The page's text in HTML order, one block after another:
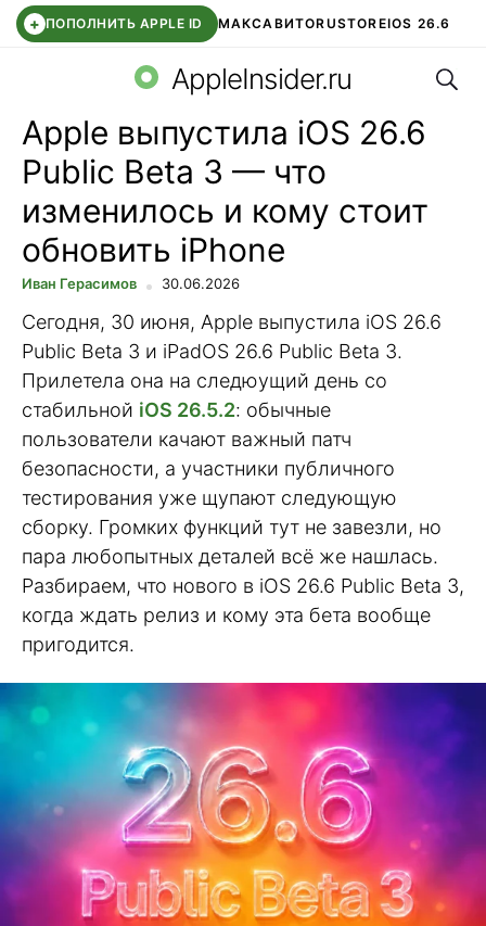
+ ПОПОЛНИТЬ APPLE ID МАКСАВИТОRUSTOREIOS 26.6
СБЕР КИДС ВТБ ОНЛАЙН ЧАТ В ROBLOX
AppleInsider.ru
Apple выпустила iOS 26.6
Public Beta 3 — что
изменилось и кому стоит
обновить iPhone
Иван Герасимов 30.06.2026
Сегодня, 30 июня, Apple выпустила iOS 26.6
Public Beta 3 и iPadOS 26.6 Public Beta 3.
Прилетела она на следюущий день со
стабильной iOS 26.5.2: обычные
пользователи качают важный патч
безопасности, а участники публичного
тестирования уже щупают следующую
сборку. Громких функций тут не завезли, но
пара любопытных деталей всё же нашлась.
Разбираем, что нового в iOS 26.6 Public Beta 3,
когда ждать релиз и кому эта бета вообще
пригодится.